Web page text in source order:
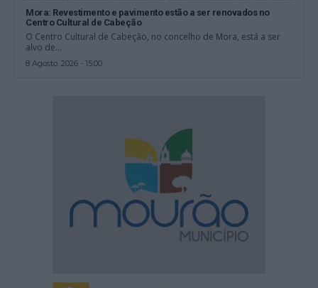
Mora: Revestimento e pavimento estão a ser renovados no
Centro Cultural de Cabeção
O Centro Cultural de Cabeção, no concelho de Mora, está a ser
alvo de...
8 Agosto, 2026 - 15:00